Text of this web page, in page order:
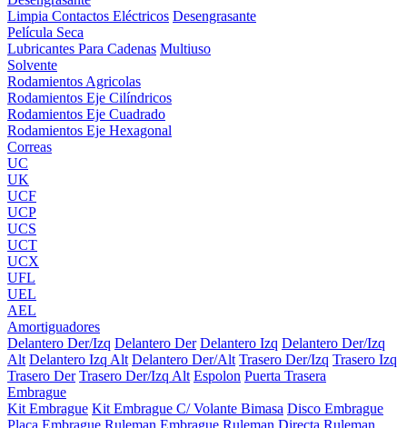
Limpia Contactos Eléctricos Desengrasante
Película Seca
Lubricantes Para Cadenas Multiuso
Solvente
Rodamientos Agricolas
Rodamientos Eje Cilíndricos
Rodamientos Eje Cuadrado
Rodamientos Eje Hexagonal
Correas
UC
UK
UCF
UCP
UCS
UCT
UCX
UFL
UEL
AEL
Amortiguadores
Delantero Der/Izq Delantero Der Delantero Izq Delantero Der/Izq
Alt Delantero Izq Alt Delantero Der/Alt Trasero Der/Izq Trasero Izq
Trasero Der Trasero Der/Izq Alt Espolon Puerta Trasera
Embrague
Kit Embrague Kit Embrague C/ Volante Bimasa Disco Embrague
Placa Embrague Ruleman Embrague Ruleman Directa Ruleman